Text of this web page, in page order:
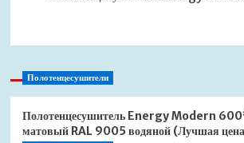
Полотенцесушители
Полотенцесушитель Energy Modern
матовый RAL 9005 водяной (Лучшая